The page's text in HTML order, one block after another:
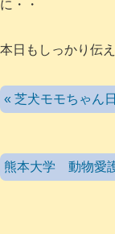
に・・
本日もしっかり伝
« 芝犬モモちゃん
熊本大学 動物愛